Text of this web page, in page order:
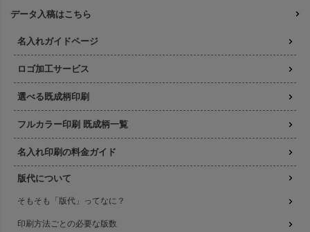
データ入稿はこちら
名入れガイドページ
ロゴ加工サービス
選べる既成柄印刷
フルカラー印刷 既成柄一覧
名入れ印刷の料金ガイド
版代について
そもそも「版代」ってなに？
印刷方法ごとの必要な版数